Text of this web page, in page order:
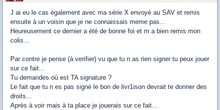
J ai eu le cas également avec ma série X envoyé au SAV et remis
ensuite à un voisin que je ne connaissais meme pas...
Heureusement ce dernier a été de bonne foi et m a bien remis mon
colis...
Par contre je pense (à verifier) vu que tu n as rien signer tu peux jouer
sur ce fait...
Tu demandes où est TA signature ?
Le fait que tu n es pas signé le bon de livr1ison devrait te donner des
droits...
Après à voir mais à ta place je jouerais sur ce fait...